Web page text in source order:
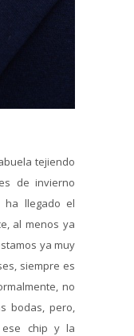
tejiendo
de invierno
ha llegado el
al menos ya
ya muy
siempre es
no
bodas, pero,
ese chip y la